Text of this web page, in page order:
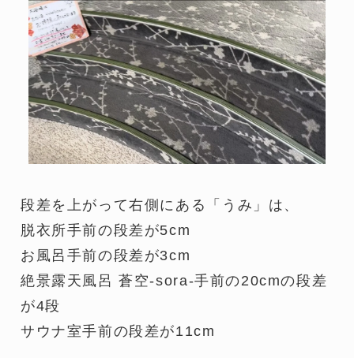
段差を上がって右側にある「うみ」は、
脱衣所手前の段差が5cm
お風呂手前の段差が3cm
絶景露天風呂 蒼空-sora-手前の20cmの段差
が4段
サウナ室手前の段差が11cm